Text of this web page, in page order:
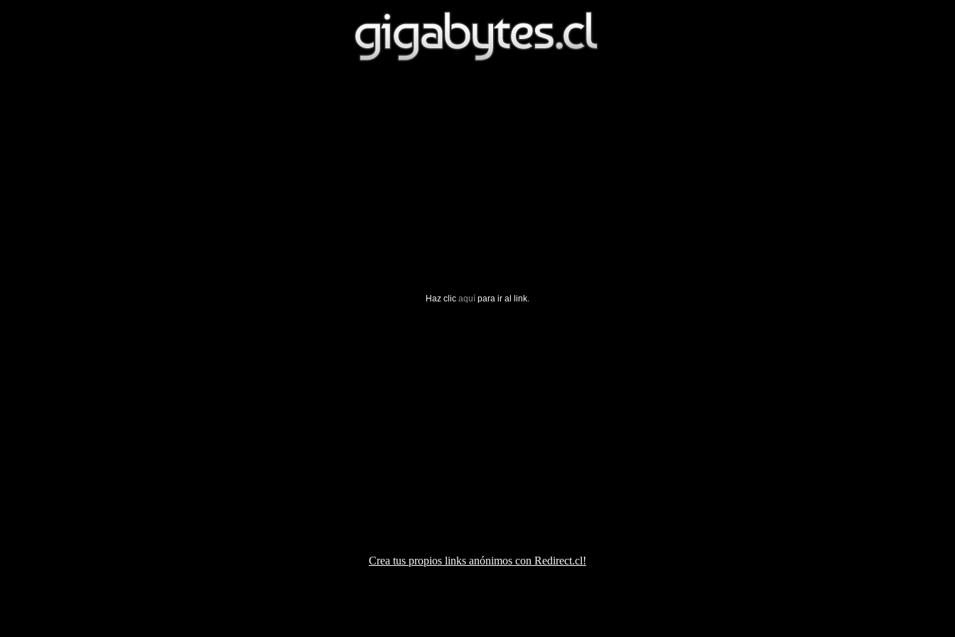
Haz clic aquí para ir al link.
Crea tus propios links anónimos con Redirect.cl!